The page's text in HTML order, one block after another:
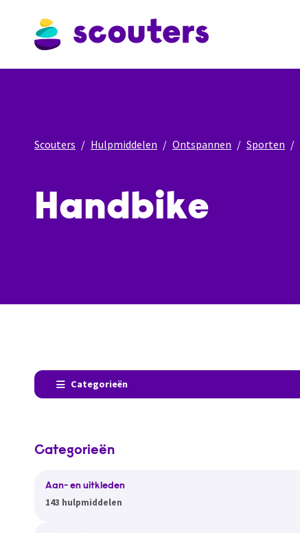
Scouters Hulpmiddelen Ontspannen Sporten
Handbike
Categorieën
Categorieën
Aan- en uitkleden
143 hulpmiddelen